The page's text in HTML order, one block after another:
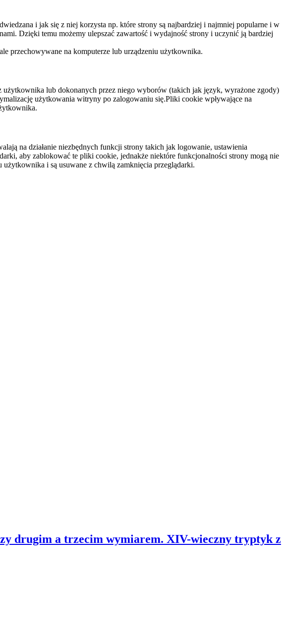
i jak się z niej korzysta np. które strony są najbardziej i najmniej popularne i w
Dzięki temu możemy ulepszać zawartość i wydajność strony i uczynić ją bardziej
przechowywane na komputerze lub urządzeniu użytkownika.
lub dokonanych przez niego wyborów (takich jak język, wyrażone zgody)
użytkowania witryny po zalogowaniu się.Pliki cookie wpływające na
na działanie niezbędnych funkcji strony takich jak logowanie, ustawienia
aby zablokować te pliki cookie, jednakże niektóre funkcjonalności strony mogą nie
i są usuwane z chwilą zamknięcia przeglądarki.
drugim a trzecim wymiarem. XIV-wieczny tryptyk z